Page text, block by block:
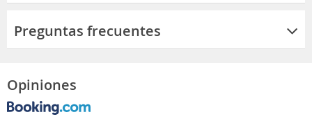
Preguntas frecuentes
Opiniones